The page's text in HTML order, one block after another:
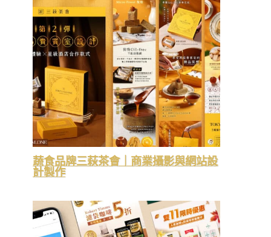
蔬食品牌三萩茶會｜商業攝影與網站設
計製作